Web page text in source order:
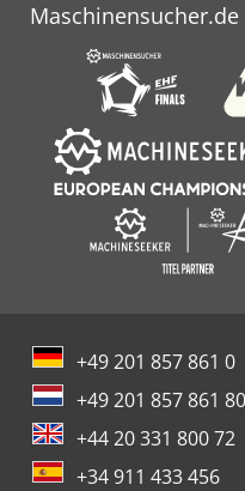
+49 201 857 861 0
+49 201 857 861 80
+44 20 331 800 72
+34 911 433 456